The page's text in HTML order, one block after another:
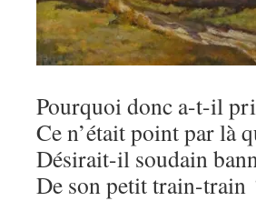
Pourquoi donc a-t-il
Ce n’était point par là
Désirait-il soudain
De son petit train-